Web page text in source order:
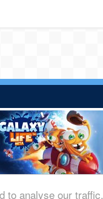
to analyse our traffic.